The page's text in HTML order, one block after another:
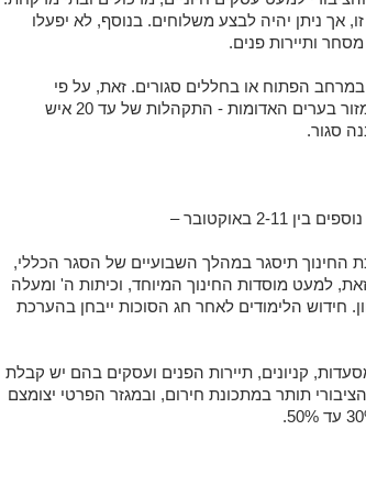
אך ניתן יהיה לבצע משלוחים. בנוסף, לא יפעלו
מסחר ותיירות פנים.
במרחב הפתוח או בחללים סגורים. זאת, על פי
התנאים שנקבעו במתווה הרמזור בערים האדומות - התקהלות של עד 20 איש
סגור.
החינוך תיסגר במהלך השבועיים של הסגר הכללי,
זאת, למעט מוסדות החינוך המיוחד, וכיתות ה' ומעלה
חידוש הלימודים לאחר חג הסוכות ייבחן בהערכת
קניונים, תיירות הפנים ועסקים בהם יש קבלת
תותר במתכונת חירום, ובמגזר הפרטי יצומצם